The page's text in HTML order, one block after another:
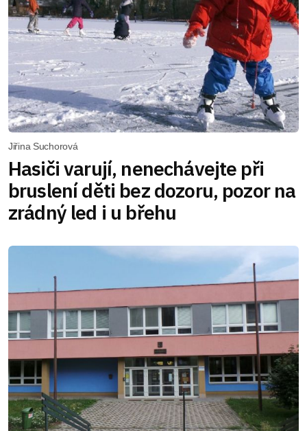
Jiřina Suchorová
Hasiči varují, nenechávejte při
bruslení děti bez dozoru, pozor na
zrádný led i u břehu